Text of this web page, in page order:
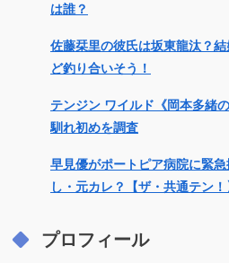
は誰？
佐藤栞里の彼氏は坂東龍汰？
ど釣り合いそう！
テンジン ワイルド《岡本多緒
馴れ初めを調査
早見優がポートピア病院に緊
し・元カレ？【ザ・共通テン！
プロフィール